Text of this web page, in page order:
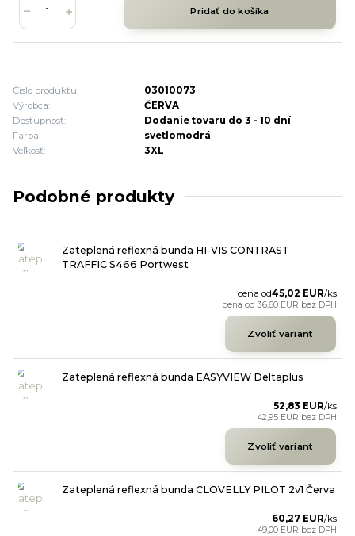
Pridať do košíka
Číslo produktu:
03010073
Výrobca:
ČERVA
Dostupnosť:
Dodanie tovaru do 3 - 10 dní
Farba:
svetlomodrá
Veľkosť:
3XL
Podobné produkty
Zateplená reflexná bunda HI-VIS CONTRAST
TRAFFIC S466 Portwest
cena od45,02 EUR/ks
cena od36,60 EUR bez DPH
Zvoliť variant
Zateplená reflexná bunda EASYVIEW Deltaplus
52,83 EUR/ks
42,95 EUR bez DPH
Zvoliť variant
Zateplená reflexná bunda CLOVELLY PILOT 2v1 Červa
60,27 EUR/ks
49,00 EUR bez DPH